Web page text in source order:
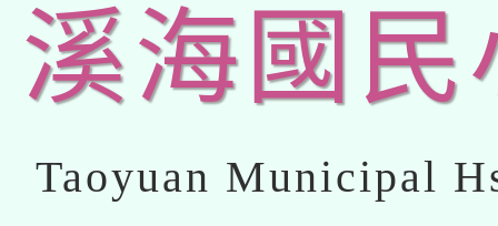
溪海國民
Taoyuan Municipal